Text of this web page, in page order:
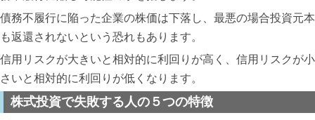
債務不履行に陥った企業の株価は下落し、最悪の場合投資元本
も返還されないという恐れもあります。
信用リスクが大きいと相対的に利回りが高く、信用リスクが小
さいと相対的に利回りが低くなります。
株式投資で失敗する人の５つの特徴